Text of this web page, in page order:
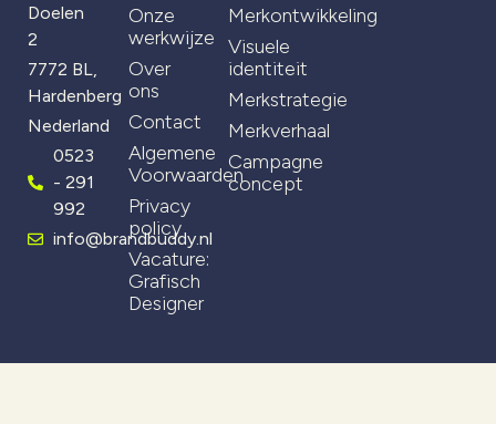
Doelen
2
7772 BL,
Hardenberg
Nederland
0523
- 291
992
info@brandbuddy.nl
Onze
werkwijze
Over
ons
Contact
Algemene
Voorwaarden
Privacy
policy
Vacature:
Grafisch
Designer
Merkontwikkeling
Visuele
identiteit
Merkstrategie
Merkverhaal
Campagne
concept